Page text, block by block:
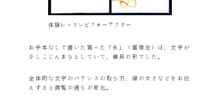
体験レッスンビフォーアフター
お手本なしで書いた貰った「永」（画像左）は、文字が
少しこじんまりとしていて、横長の形でした。
全体的な文字のバランスの取り方、線の太さなどをお伝
えすると御覧の通りの変化。